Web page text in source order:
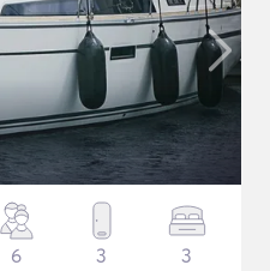
6 3 3